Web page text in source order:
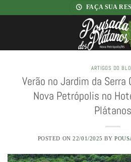
FAÇA SUA
ARTIGOS DO
Verão no Jardim da Serra
Nova Petrópolis no
Plátanos
POSTED ON22/01/2025 BY